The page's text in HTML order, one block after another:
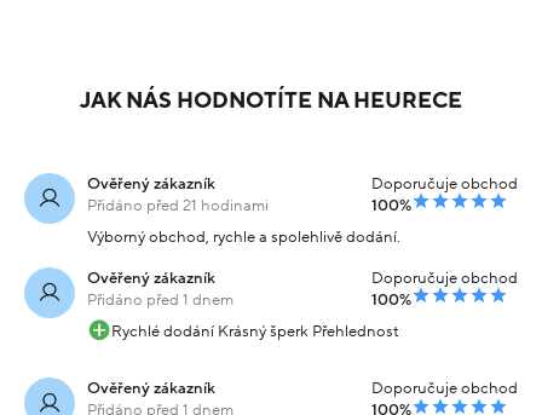
JAK NÁS HODNOTÍTE NA HEURECE
Ověřený zákazník
Přidáno před 21 hodinami
Doporučuje obchod
100%
Výborný obchod, rychle a spolehlivě dodání.
Ověřený zákazník
Přidáno před 1 dnem
Doporučuje obchod
100%
Rychlé dodání Krásný šperk Přehlednost
Ověřený zákazník
Přidáno před 1 dnem
Doporučuje obchod
100%